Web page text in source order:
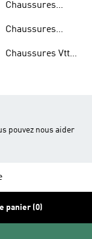
Chaussures
Chaussures
Randonnée
Chaussures Vtt
pouvez nous aider
panier (0)